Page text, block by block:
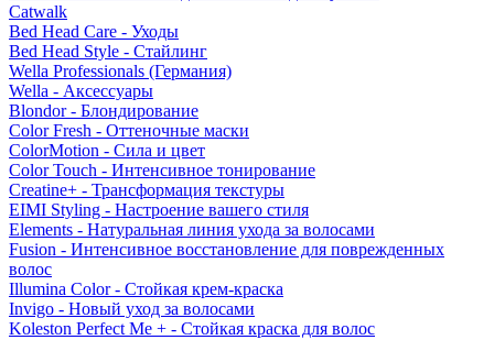
Catwalk
Bed Head Care - Уходы
Bed Head Style - Стайлинг
Wella Professionals (Германия)
Wella - Аксессуары
Blondor - Блондирование
Color Fresh - Оттеночные маски
ColorMotion - Сила и цвет
Color Touch - Интенсивное тонирование
Creatine+ - Трансформация текстуры
EIMI Styling - Настроение вашего стиля
Elements - Натуральная линия ухода за волосами
Fusion - Интенсивное восстановление для поврежденных
волос
Illumina Color - Стойкая крем-краска
Invigo - Новый уход за волосами
Koleston Perfect Me + - Стойкая краска для волос